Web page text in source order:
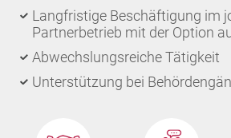
Langfristige Beschäftigung im
Partnerbetrieb mit der Option
Abwechslungsreiche Tätigkeit
Unterstützung bei